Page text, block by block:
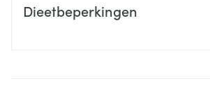
Dieetbeperkingen